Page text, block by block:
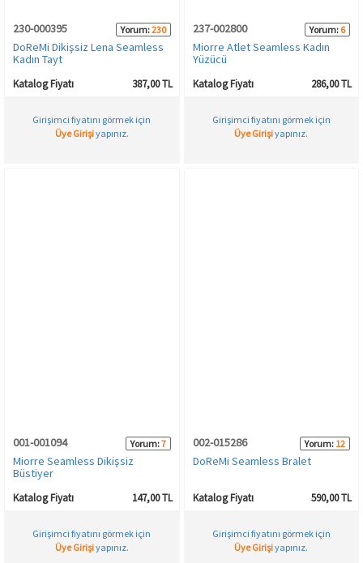
230-000395 Yorum:230
DoReMi Dikişsiz Lena Seamless
Kadın Tayt
Katalog Fiyatı 387,00 TL
Girişimci fiyatını görmek için
Üye Girişiyapınız.
237-002800 Yorum: 6
Miorre Atlet Seamless Kadın
Yüzücü
Katalog Fiyatı 286,00 TL
Girişimci fiyatını görmek için
Üye Girişiyapınız.
001-001094 Yorum:7
Miorre Seamless Dikişsiz
Büstiyer
Katalog Fiyatı 147,00 TL
Girişimci fiyatını görmek için
Üye Girişiyapınız.
002-015286 Yorum: 12
DoReMi Seamless Bralet
Katalog Fiyatı 590,00 TL
Girişimci fiyatını görmek için
Üye Girişiyapınız.